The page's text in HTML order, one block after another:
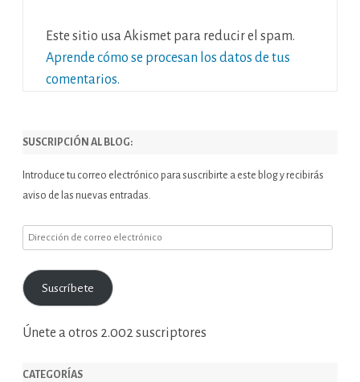
Este sitio usa Akismet para reducir el spam.
Aprende cómo se procesan los datos de tus
comentarios.
SUSCRIPCIÓN AL BLOG:
Introduce tu correo electrónico para suscribirte a este blog y recibirás
aviso de las nuevas entradas.
Dirección
correo
electrónico
Suscríbete
Únete a otros 2.002 suscriptores
CATEGORÍAS